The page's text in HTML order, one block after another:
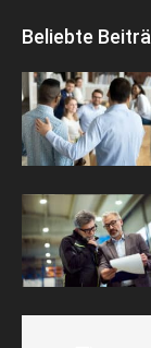
Beliebte